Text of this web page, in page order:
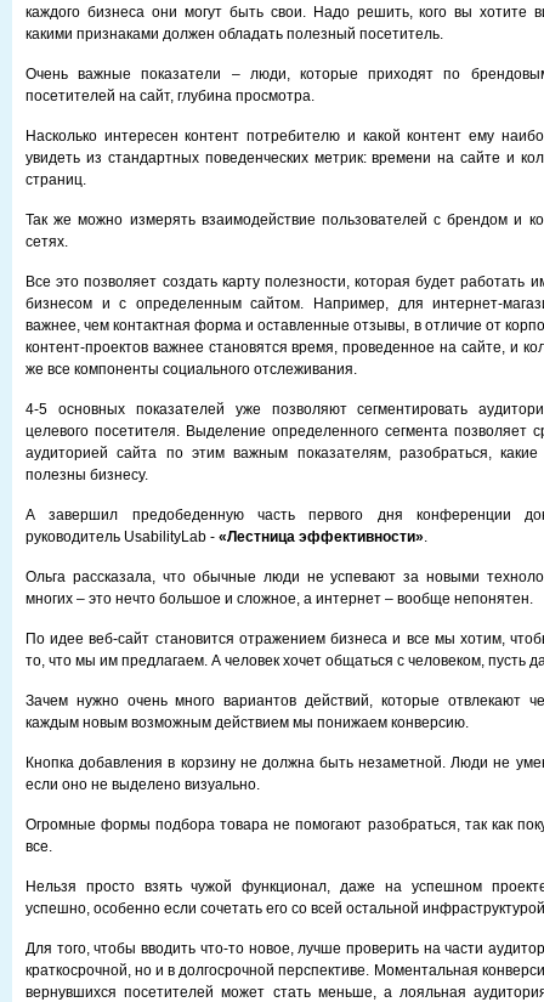
каждого бизнеса они могут быть свои. Надо решить, кого вы хотите
какими признаками должен обладать полезный посетитель.
Очень важные показатели – люди, которые приходят по
посетителей на сайт, глубина просмотра.
Насколько интересен контент потребителю и какой контент ему
увидеть из стандартных поведенческих метрик: времени на сайте и
страниц.
Так же можно измерять взаимодействие пользователей с брендом и
сетях.
Все это позволяет создать карту полезности, которая будет работать
бизнесом и с определенным сайтом. Например, для интернет-
важнее, чем контактная форма и оставленные отзывы, в отличие от
контент-проектов важнее становятся время, проведенное на сайте, и
же все компоненты социального отслеживания.
4-5 основных показателей уже позволяют сегментировать
целевого посетителя. Выделение определенного сегмента позволяет
аудиторией сайта по этим важным показателям, разобраться,
полезны бизнесу.
А завершил предобеденную часть первого дня конференции
руководитель UsabilityLab - «Лестница эффективности».
Ольга рассказала, что обычные люди не успевают за новыми
многих – это нечто большое и сложное, а интернет – вообще непонятен.
По идее веб-сайт становится отражением бизнеса и все мы хотим,
то, что мы им предлагаем. А человек хочет общаться с человеком, пусть
Зачем нужно очень много вариантов действий, которые отвлекают
каждым новым возможным действием мы понижаем конверсию.
Кнопка добавления в корзину не должна быть незаметной. Люди не
если оно не выделено визуально.
Огромные формы подбора товара не помогают разобраться, так как
все.
Нельзя просто взять чужой функционал, даже на успешном
успешно, особенно если сочетать его со всей остальной
Для того, чтобы вводить что-то новое, лучше проверить на части
краткосрочной, но и в долгосрочной перспективе. Моментальная
вернувшихся посетителей может стать меньше, а лояльная